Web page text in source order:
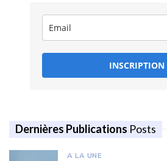
INSCRIPTION
Dernières Publications Posts
A LA UNE